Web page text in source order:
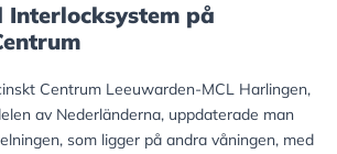
Interlocksystem på
Centrum Leeuwarden-MCL Harlingen,
av Nederländerna, uppdaterade man
som ligger på andra våningen, med